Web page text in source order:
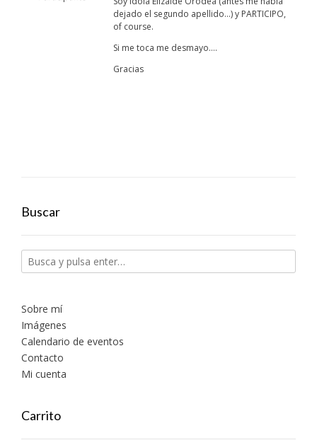
dejado el segundo apellido…) y PARTICIPO,
of course.
Si me toca me desmayo….
Gracias
Buscar
Sobre mí
Imágenes
Calendario de eventos
Contacto
Mi cuenta
Carrito